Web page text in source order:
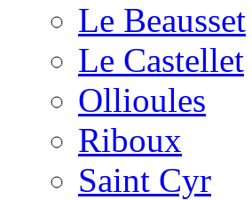
Le Beausset
Le Castellet
Ollioules
Riboux
Saint Cyr